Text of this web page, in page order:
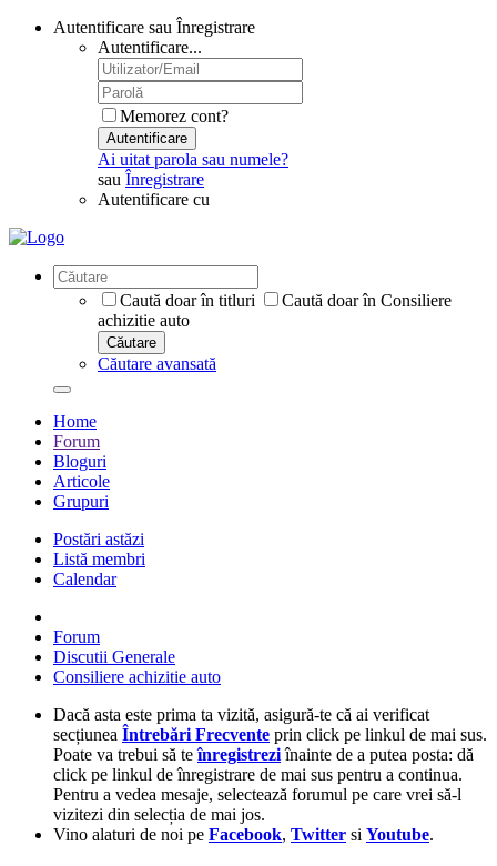
Autentificare sau Înregistrare
Autentificare...
Memorez cont?
Autentificare
Ai uitat parola sau numele?
sau Înregistrare
Autentificare cu
Caută doar în titluri
Caută doar în Consiliere
achizitie auto
Căutare
Căutare avansată
Home
Forum
Bloguri
Articole
Grupuri
Postări astăzi
Listă membri
Calendar
Forum
Discutii Generale
Consiliere achizitie auto
Dacă asta este prima ta vizită, asigură-te că ai verificat
secțiunea Întrebări Frecvente prin click pe linkul de mai sus.
Poate va trebui să teînregistreziînainte de a putea posta: dă
click pe linkul de înregistrare de mai sus pentru a continua.
Pentru a vedea mesaje, selectează forumul pe care vrei să-l
vizitezi din selecția de mai jos.
Vino alaturi de noi pe Facebook, Twitter si Youtube.